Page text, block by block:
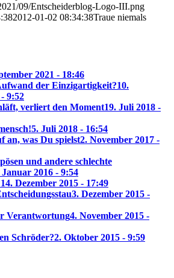
09/Entscheiderblog-Logo-III.png
2012-01-02 08:34:38Traue niemals
2021 - 18:46
der Einzigartigkeit?10.
9:52
verliert den Moment19. Juli 2018 -
5. Juli 2018 - 16:54
an, was Du spielst2. November 2017 -
und andere schlechte
Januar 2016 - 9:54
4. Dezember 2015 - 17:49
3. Dezember 2015 -
Verantwortung4. November 2015 -
Schröder?2. Oktober 2015 - 9:59